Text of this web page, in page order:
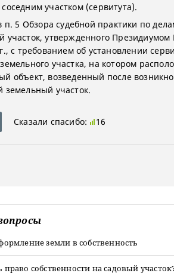
участком (сервитута).
п. 5 Обзора судебной практики по
участок, утвержденного Президиумом
с требованием об установлении
участка, на котором
объект, возведенный после
земельный участок.
Сказали спасибо: 16
земли в собственность
собственности на садовый